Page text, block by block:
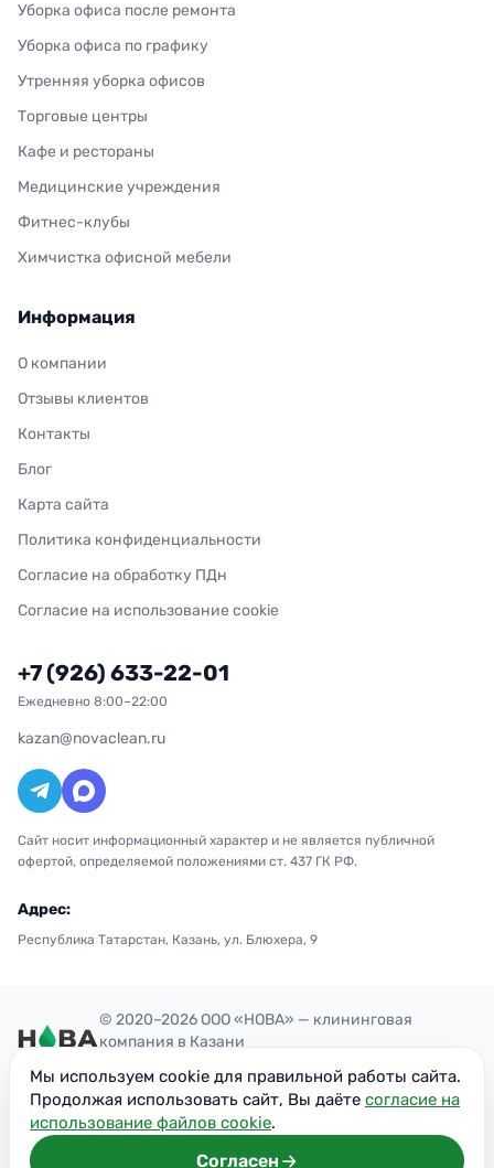
Уборка офиса после ремонта
Уборка офиса по графику
Утренняя уборка офисов
Торговые центры
Кафе и рестораны
Медицинские учреждения
Фитнес-клубы
Химчистка офисной мебели
Информация
О компании
Отзывы клиентов
Контакты
Блог
Карта сайта
Политика конфиденциальности
Согласие на обработку ПДн
Согласие на использование cookie
+7 (926) 633-22-01
Ежедневно 8:00–22:00
kazan@novaclean.ru
Сайт носит информационный характер и не является публичной
офертой, определяемой положениями ст. 437 ГК РФ.
Адрес:
Республика Татарстан, Казань, ул. Блюхера, 9
© 2020–2026 ООО «НОВА» — клининговая
компания в Казани
ОГРН: 1207700300851
ИНН: 7716949113
Мы используем cookie для правильной работы сайта.
Продолжая использовать сайт, Вы даёте согласие на
использование файлов cookie.
Согласен